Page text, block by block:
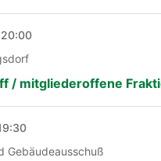
/ mitgliederoffene
Gebäudeausschuß